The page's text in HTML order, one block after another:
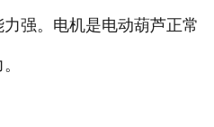
资质荣誉
强。电机是电动葫芦正常